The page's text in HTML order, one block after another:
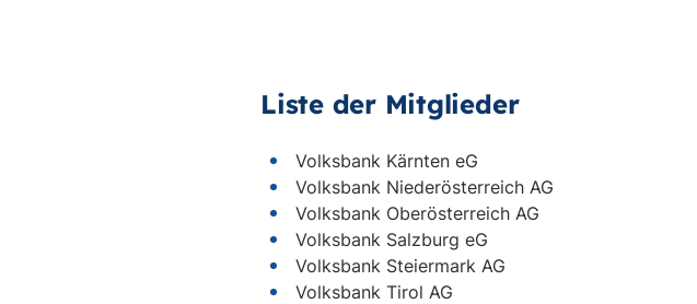
Liste der Mitglieder
Volksbank Kärnten eG
Volksbank Niederösterreich AG
Volksbank Oberösterreich AG
Volksbank Salzburg eG
Volksbank Steiermark AG
Volksbank Tirol AG